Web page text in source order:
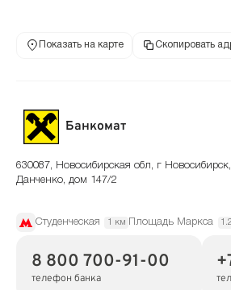
Показать на карте Скопировать
Банкомат
630087, Новосибирская обл, г
Данченко, дом 147/2
Студенческая 1 км Площадь Маркса
8 800 700-91-00
телефон банка